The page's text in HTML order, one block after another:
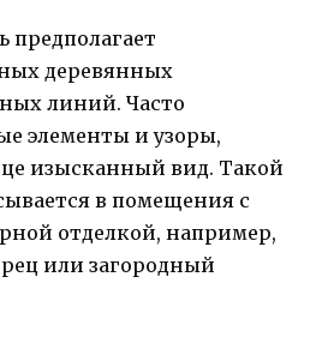
предполагает
деревянных
линий. Часто
элементы и узоры,
изысканный вид. Такой
в помещения с
отделкой, например,
или загородный